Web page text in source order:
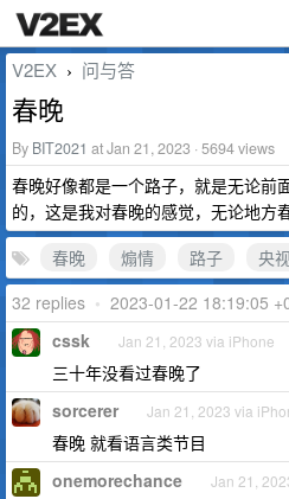
V2EX › 问与答
春晚
By BIT2021 at Jan 21, 2023 · 5694 views
春晚好像都是一个路子，就是无论前
的，这是我对春晚的感觉，无论地方
春晚
煽情 路子
央
32 replies • 2023-01-22 18:19:05
cssk Jan 21, 2023 via iPhone
三十年没看过春晚了
sorcerer Jan 21, 2023 via
春晚 就看语言类节目
onemorechance Jan 21,